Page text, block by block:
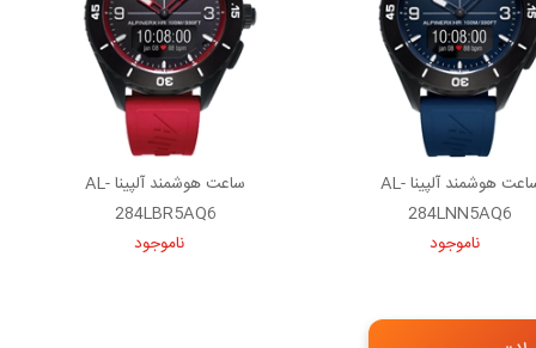
ساعت هوشمند آلپینا AL-
284LNN5AQ6
ناموجود
ساعت هوشمند آلپینا AL-
284LBR5AQ6
ناموجود